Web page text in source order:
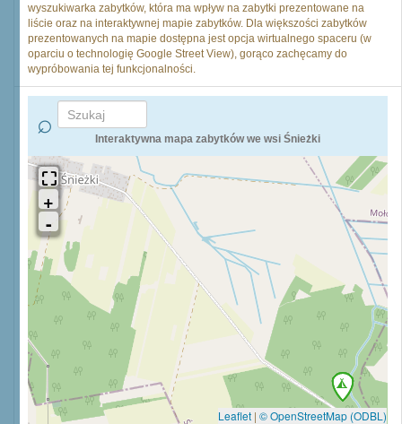
wyszukiwarka zabytków, która ma wpływ na zabytki prezentowane na
liście oraz na interaktywnej mapie zabytków. Dla większości zabytków
prezentowanych na mapie dostępna jest opcja wirtualnego spaceru (w
oparciu o technologię Google Street View), gorąco zachęcamy do
wypróbowania tej funkcjonalności.
Interaktywna mapa zabytków we wsi Śnieżki
Leaflet | © OpenStreetMap (ODBL)